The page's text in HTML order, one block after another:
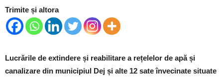
Trimite și altora
Lucrările de extindere și reabilitare a rețelelor de apă și
canalizare din municipiul Dej și alte 12 sate învecinate situate